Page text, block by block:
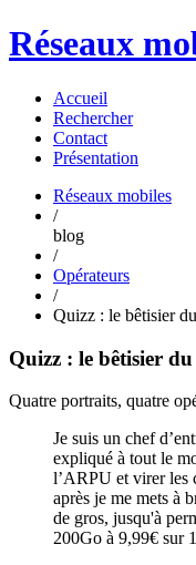
Réseaux
Accueil
Rechercher
Contact
Présentation
Réseaux mobiles
/
blog
/
Opérateurs
/
Quizz : le bêtisier
Quizz : le bêtisier
Quatre portraits, quatre
Je suis un chef
expliqué à tout le
l’ARPU et virer les
après je me mets à
de gros, jusqu'à
200Go à 9,99€ sur